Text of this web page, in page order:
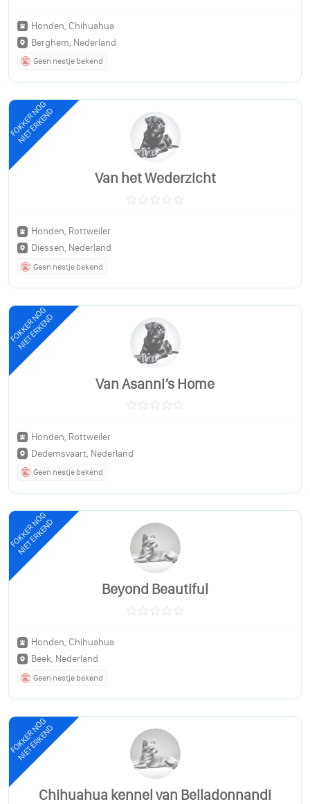
Honden, Chihuahua
Berghem, Nederland
Geen nestje bekend
FOKKER NOG
NIET ERKEND
Van het Wederzicht
Honden, Rottweiler
Diessen, Nederland
Geen nestje bekend
FOKKER NOG
NIET ERKEND
Van Asanni’s Home
Honden, Rottweiler
Dedemsvaart, Nederland
Geen nestje bekend
FOKKER NOG
NIET ERKEND
Beyond Beautiful
Honden, Chihuahua
Beek, Nederland
Geen nestje bekend
FOKKER NOG
NIET ERKEND
Chihuahua kennel van Belladonnandi